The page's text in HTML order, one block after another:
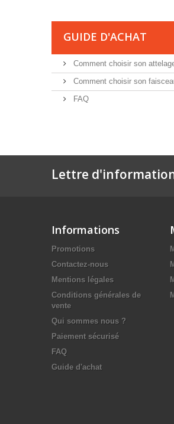
GUIDE D'ACHAT
Comment choisir son
Comment choisir son
FAQ
Lettre
Informations
Promotions
Contactez-nous
Mentions légales
Conditions générales de
vente
Qui sommes nous ?
Paiement sécurisé
FAQ
Guide d'achat